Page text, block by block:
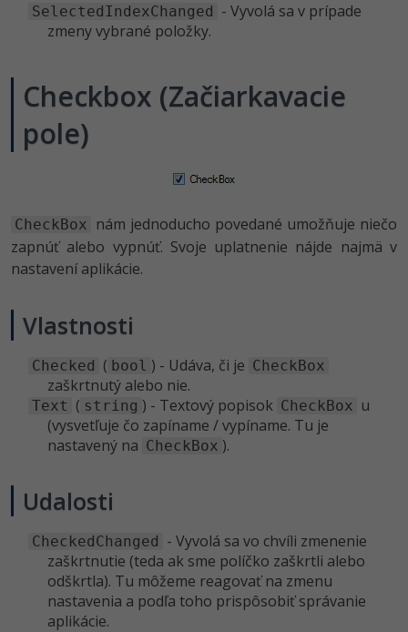
SelectedIndexChanged - Vyvolá sa v prípade
zmeny vybrané položky.
Checkbox (Začiarkavacie
pole)
CheckBox
nám jednoducho povedané umožňuje niečo
zapnúť alebo vypnúť. Svoje uplatnenie nájde najmä v
nastavení aplikácie.
Vlastnosti
Checked ( bool ) - Udáva, či je CheckBox
zaškrtnutý alebo nie.
Text ( string ) - Textový popisok CheckBox u
(vysvetľuje čo zapíname / vypíname. Tu je
nastavený na CheckBox ).
Udalosti
CheckedChanged - Vyvolá sa vo chvíli zmenenie
zaškrtnutie (teda ak sme políčko zaškrtli alebo
odškrtla). Tu môžeme reagovať na zmenu
nastavenia a podľa toho prispôsobiť správanie
aplikácie.